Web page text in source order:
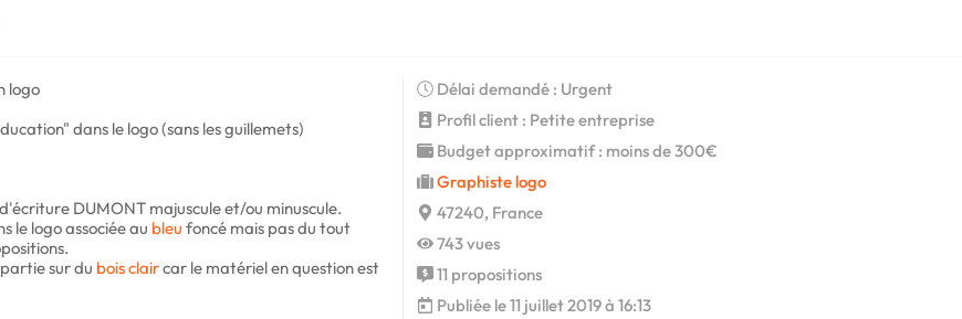
logo
dans le logo (sans les guillemets)
DUMONT majuscule et/ou minuscule.
le logo associée au bleu foncé mais pas du tout
sur du boisclaircar le matériel en question est
Délai demandé : Urgent
Profil client : Petite entreprise
Budget approximatif : moins de 300€
Graphiste logo
47240, France
743 vues
11 propositions
Publiée le 11 juillet 2019 à 16:13